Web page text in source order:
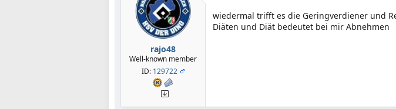
rajo48
Well-known member
ID: 129722
wiedermal trifft es die Geringverdiener und
Diäten und Diät bedeutet bei mir Abnehmen